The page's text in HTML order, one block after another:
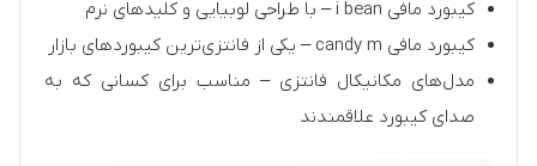
کیبورد مافی i bean – با طراحی لوبیایی و کلیدهای نرم
کیبورد مافی candy m – یکی از فانتزی‌ترین کیبوردهای بازار
مدل‌های مکانیکال فانتزی – مناسب برای کسانی که به
صدای کیبورد علاقمندند